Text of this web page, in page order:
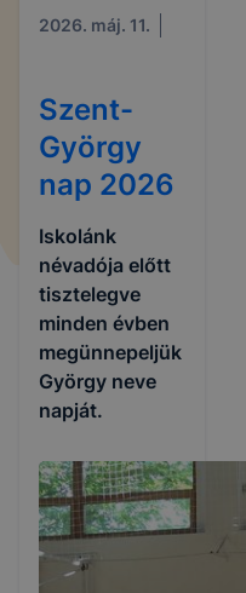
2026. máj. 11.
Szent-
György
nap 2026
Iskolánk
névadója előtt
tisztelegve
minden évben
megünnepeljük
György neve
napját.